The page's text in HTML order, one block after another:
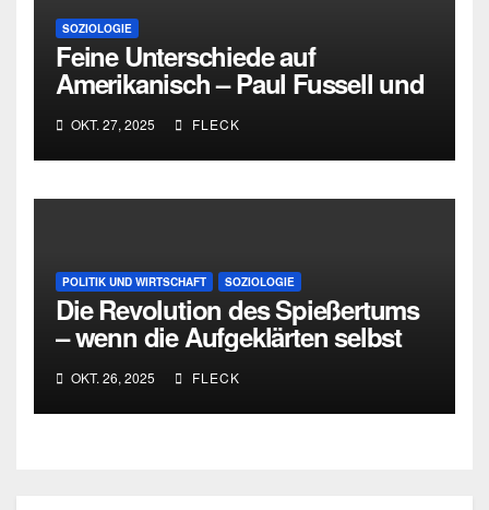
SOZIOLOGIE
Feine Unterschiede auf
Amerikanisch – Paul Fussell und
Pierre Bourdieu über Klasse,
Geschmack und Distinktion
OKT. 27, 2025 FLECK
POLITIK UND WIRTSCHAFT SOZIOLOGIE
Die Revolution des Spießertums
– wenn die Aufgeklärten selbst
zu Spießern werden
OKT. 26, 2025 FLECK